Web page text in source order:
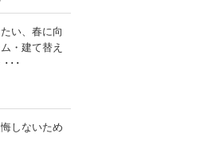
い、春に向
・建て替え
･･･
しないため